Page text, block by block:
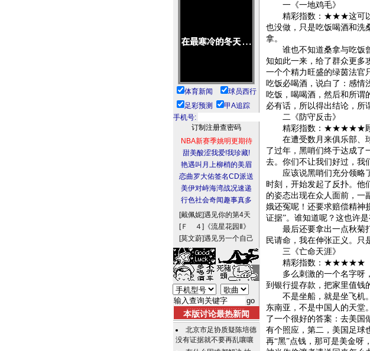
体育新闻
球员西行
足彩预测
甲A追踪
手机号:
NBA新赛季姚明更期待
甜美酸涩我爱!我珍藏!
艳遇叫月上柳梢的美眉
恋曲罗大佑签名CD派送
美伊对峙海湾战况速递
行色社会奇闻趣事真多
[戴佩妮]遇见你的第4天
[Ｆ ４] 《流星花园Ⅱ》
[莫文蔚]遇见另一个自己
本版讨论最热新闻
北京市足协质疑陈培德
没有证据就不要再乱嚷嚷
一《一地鸡毛》
精彩指数：★★★这可以说
也没做，只是吃饭喝酒和洗
拿。
谁也不知道桑拿与吃饭曾
知如此一来，给了群众更多
一个个精力旺盛的绿茵法官
吃饭必喝酒，说白了：感情
吃饭，喝喝酒，然后和所谓
必有话，所以得出结论，所
二《防守反击》
精彩指数：★★★★★顾名
在遭受数月来俱乐部、球
了过年，黑哨们终于达成了
去。你们不让我们好过，我
应该说黑哨们充分领略了
时刻，开始发起了反扑。他
的姿态出现在众人面前，一
娥还冤呢！还要求赔偿精神
证据”。谁知道呢？这也许是
最后还要拿出一点秋菊打
民请命，我在伸张正义。只
三《亡命天涯》
精彩指数：★★★★★
多么刺激的一个名字呀，
到银行提存款，把家里值钱
不是坐船，就是坐飞机。
东南亚，不是中国人的天堂
了一个很好的答案：去美国
有个照应，第二，美国足球
再“黑”点钱，那可是美金呀